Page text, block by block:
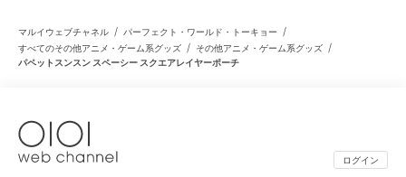
マルイウェブチャネル / パーフェクト・ワールド・トーキョー /
すべてのその他アニメ・ゲーム系グッズ / その他アニメ・ゲーム系グッズ /
パペットスンスン スペーシー スクエアレイヤーポーチ
ログイン